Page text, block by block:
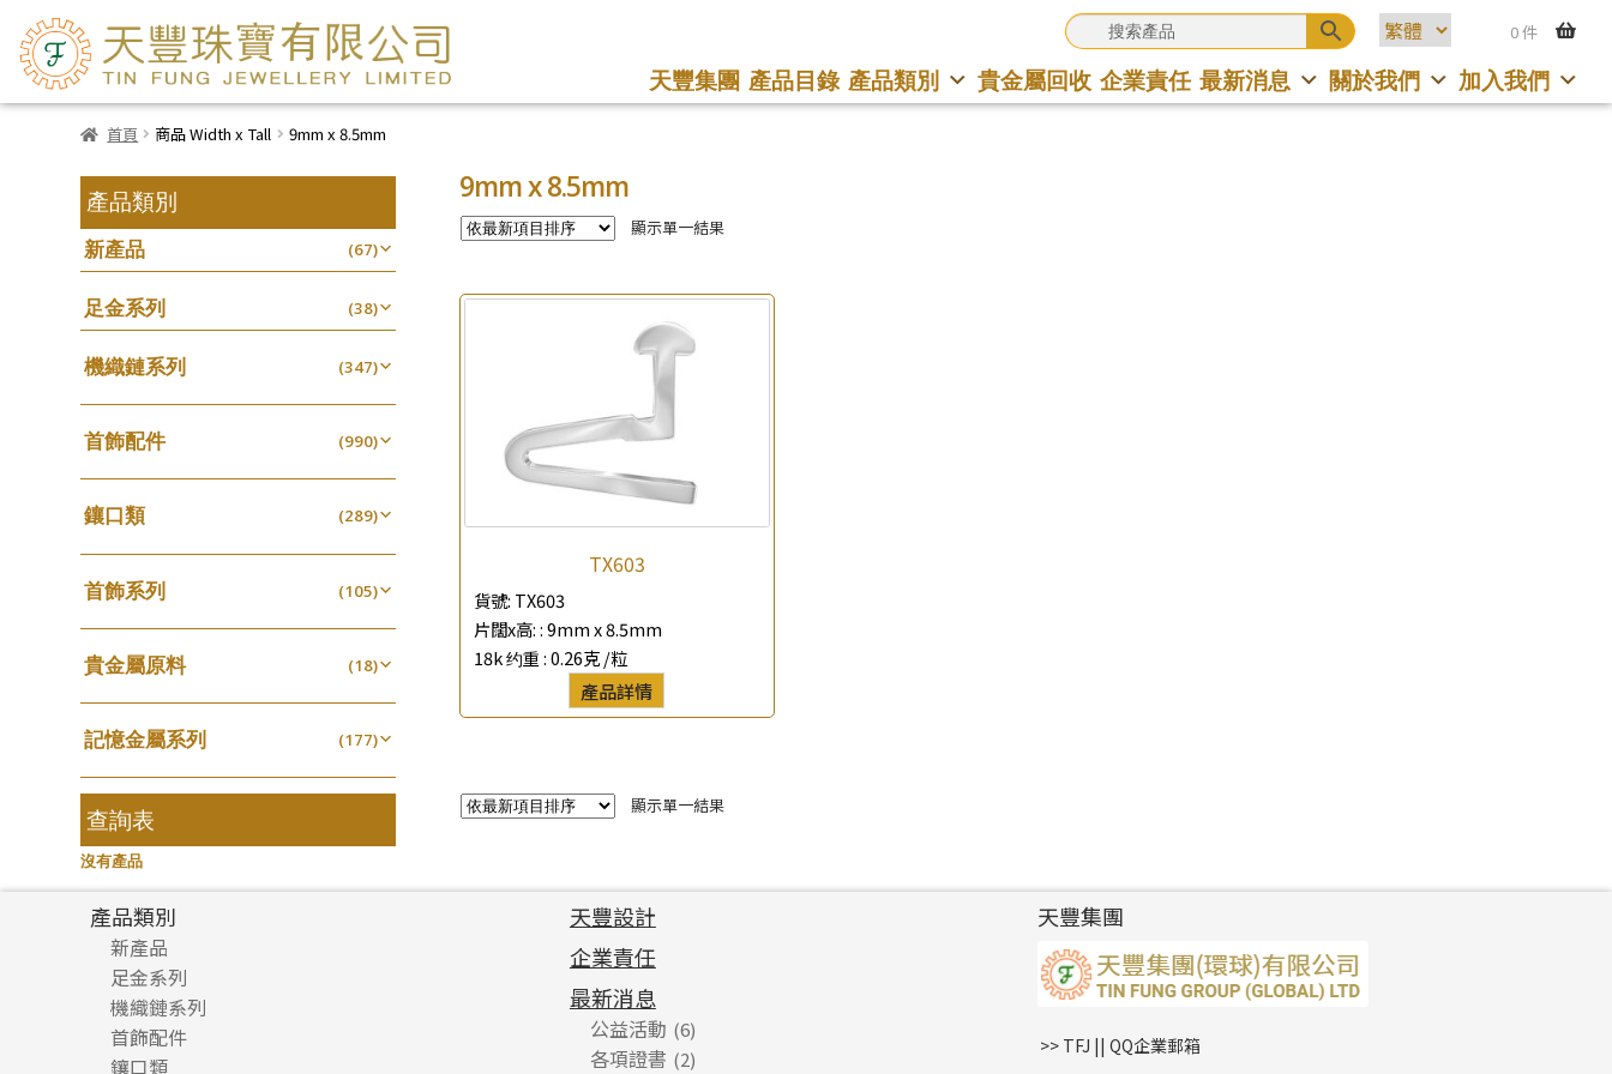
0 件
天豐集團 產品目錄 產品類別 貴金屬回收 企業責任 最新消息 關於我們 加入我們
首頁 商品 Width x Tall 9mm x 8.5mm
9mm x 8.5mm
顯示單一結果
TX603
貨號: TX603
片闊x高: :9mm x 8.5mm
18k 约重 :0.26克 /粒
產品詳情
產品查詢
你的名字
*e-mail
*聯絡電話
查詢以下產品
顯示單一結果
產品類別
新產品 (67)
足金系列 (38)
機織鏈系列 (347)
珠仔鏈 (25)
镶口链 (61)
管狀網鏈 (11)
十字鏈系列 (56)
十字車花鏈系列 (48)
十字閃O鏈系列 (27)
十字錘打鏈系列 (17)
側身車花鏈系列 (8)
側身鏈系列
肖邦鏈系列 (14)
雙十字鏈系列 (4)
水波鏈系列
蛇骨鏈系列
鏈尾系列
盒子鏈系列
嘴唇鏈系列
竹節鏈系列
S車花鏈系列
首飾配件 (990)
耳環類配件 (341)
卷迫系列 (13)
螺絲迫系列 (15)
梅花迫系列 (19)
平臺迫系列 (74)
綫拍系列 (42)
美拍系列 (16)
耳針系列 (6)
耳環扣系列
耳綫/耳鈎系列
耳環爪頭
耳環
鏈類配件
調節珠系列
生圈扣系列
鴨俐制系列
字母吊墜
相盒吊墜 (11)
生肖吊墜
管扣系列
星座吊墜
水泡扣
其他類配件 (161)
珠盤系列 (16)
袖口鈕系列 (7)
焊片及鐳射綫 (2)
空心車花管 (19)
其他 (104)
無孔光身珠 (7)
無孔批花珠
空心批花珠 (22)
鑲口類 (289)
四爪頭系列 (20)
六爪頭系列 (41)
車花片 (35)
動感車花片 (20)
鑲口戒指 (16)
鑲口手鏈系列 (146)
首飾系列 (105)
手镯系列 (8)
戒指系列 (8)
空心耳環 (27)
空心车花管首饰链 (15)
空心手鐲系列 (8)
牛仔鏈
貴金屬原料 (18)
千足金 (18)
記憶金屬系列 (177)
記憶戒指 (30)
拉簧珠珠手鏈
記憶鈦手鐲
查詢表
沒有產品
產品類別
新產品
足金系列
足金配件
機織鏈系列
珠仔鏈
镶口链
首飾配件
耳環類配件
鑲口類
天豐設計
企業責任
最新消息
公益活動 (6)
各項證書 (2)
天豐集團
>> TFJ || QQ企業郵箱